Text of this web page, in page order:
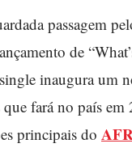
passagem
de
inaugura um
que fará no país
principais do